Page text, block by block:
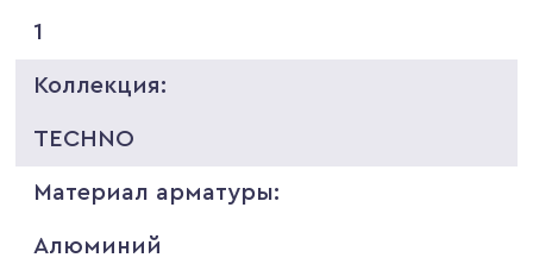
1
Коллекция:
TECHNO
Материал арматуры:
Алюминий